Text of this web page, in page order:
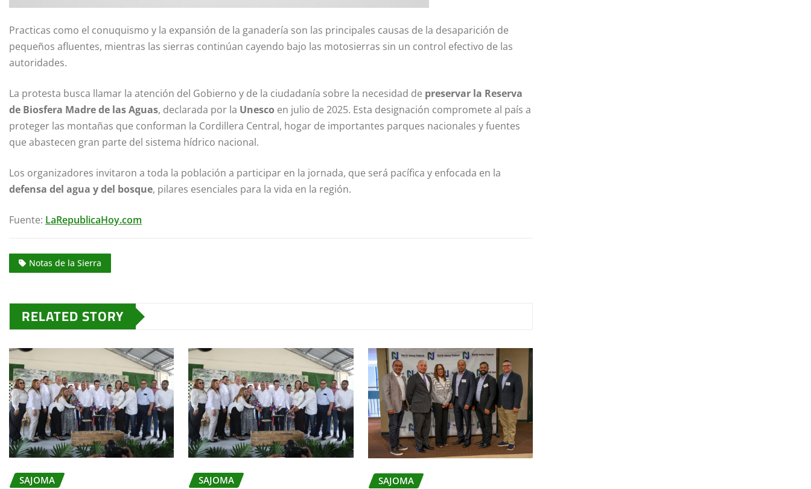
Practicas como el conuquismo y la expansión de la ganadería son las principales causas de la desaparición de
pequeños afluentes, mientras las sierras continúan cayendo bajo las motosierras sin un control efectivo de las
autoridades.
La protesta busca llamar la atención del Gobierno y de la ciudadanía sobre la necesidad de preservar la Reserva
de Biosfera Madre de las Aguas, declarada por la Unesco en julio de 2025. Esta designación compromete al país a
proteger las montañas que conforman la Cordillera Central, hogar de importantes parques nacionales y fuentes
que abastecen gran parte del sistema hídrico nacional.
Los organizadores invitaron a toda la población a participar en la jornada, que será pacífica y enfocada en la
defensa del agua y del bosque, pilares esenciales para la vida en la región.
Fuente: LaRepublicaHoy.com
Notas de la Sierra
RELATED STORY
SAJOMA SAJOMA SAJOMA